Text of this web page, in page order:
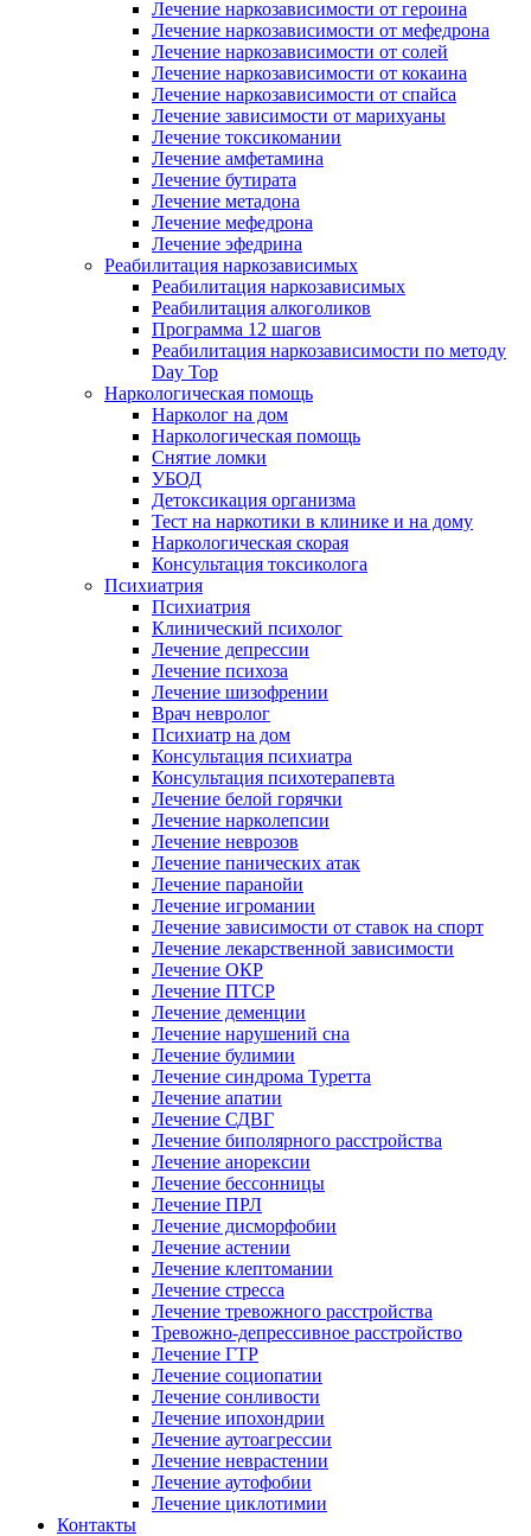
Лечение наркозависимости от героина
Лечение наркозависимости от мефедрона
Лечение наркозависимости от солей
Лечение наркозависимости от кокаина
Лечение наркозависимости от спайса
Лечение зависимости от марихуаны
Лечение токсикомании
Лечение амфетамина
Лечение бутирата
Лечение метадона
Лечение мефедрона
Лечение эфедрина
Реабилитация наркозависимых
Реабилитация наркозависимых
Реабилитация алкоголиков
Программа 12 шагов
Реабилитация наркозависимости по методу
Day Top
Наркологическая помощь
Нарколог на дом
Наркологическая помощь
Снятие ломки
УБОД
Детоксикация организма
Тест на наркотики в клинике и на дому
Наркологическая скорая
Консультация токсиколога
Психиатрия
Психиатрия
Клинический психолог
Лечение депрессии
Лечение психоза
Лечение шизофрении
Врач невролог
Психиатр на дом
Консультация психиатра
Консультация психотерапевта
Лечение белой горячки
Лечение нарколепсии
Лечение неврозов
Лечение панических атак
Лечение паранойи
Лечение игромании
Лечение зависимости от ставок на спорт
Лечение лекарственной зависимости
Лечение ОКР
Лечение ПТСР
Лечение деменции
Лечение нарушений сна
Лечение булимии
Лечение синдрома Туретта
Лечение апатии
Лечение СДВГ
Лечение биполярного расстройства
Лечение анорексии
Лечение бессонницы
Лечение ПРЛ
Лечение дисморфобии
Лечение астении
Лечение клептомании
Лечение стресса
Лечение тревожного расстройства
Тревожно-депрессивное расстройство
Лечение ГТР
Лечение социопатии
Лечение сонливости
Лечение ипохондрии
Лечение аутоагрессии
Лечение неврастении
Лечение аутофобии
Лечение циклотимии
Контакты